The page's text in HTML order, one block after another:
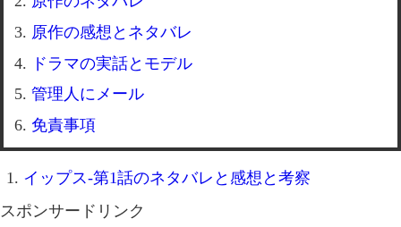
原作の感想とネタバレ
ドラマの実話とモデル
管理人にメール
免責事項
イップス-第1話のネタバレと感想と考察
スポンサードリンク